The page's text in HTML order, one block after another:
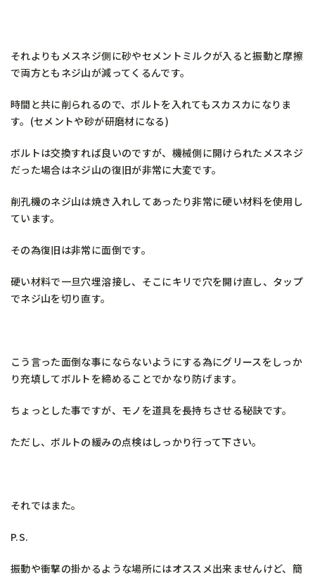
それよりもメスネジ側に砂やセメントミルクが入ると振動と摩擦
で両方ともネジ山が減ってくるんです。
時間と共に削られるので、ボルトを入れてもスカスカになりま
す。(セメントや砂が研磨材になる)
ボルトは交換すれば良いのですが、機械側に開けられたメスネジ
だった場合はネジ山の復旧が非常に大変です。
削孔機のネジ山は焼き入れしてあったり非常に硬い材料を使用し
ています。
その為復旧は非常に面倒です。
硬い材料で一旦穴埋溶接し、そこにキリで穴を開け直し、タップ
でネジ山を切り直す。
こう言った面倒な事にならないようにする為にグリースをしっか
り充填してボルトを締めることでかなり防げます。
ちょっとした事ですが、モノを道具を長持ちさせる秘訣です。
ただし、ボルトの緩みの点検はしっかり行って下さい。
それではまた。
P.S.
振動や衝撃の掛かるような場所にはオススメ出来ませんけど、簡